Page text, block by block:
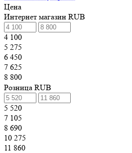
Цена
Интернет магазин RUB
4 100
5 275
6 450
7 625
8 800
Розница RUB
5 520
7 105
8 690
10 275
11 860